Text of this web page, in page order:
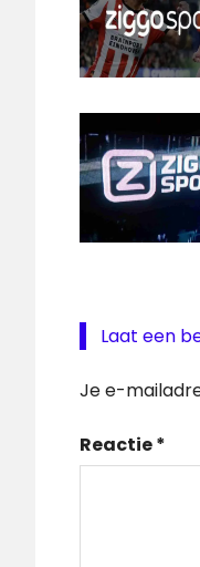
Laat een
Je e-
Reactie*